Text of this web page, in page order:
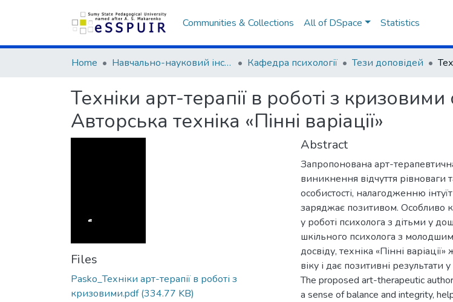
Communities & Collections All of DSpace Statistics
Home Навчально-науковий інститут педагогіки і психології Кафедра психології Тези доповідей
Техніки арт-терапії в роботі з кризовими
Авторська техніка «Пінні варіації»
Files
Pasko_Техніки арт-терапії в роботі з
кризовими.pdf(334.77 KB)
Abstract
Запропонована арт-
виникнення відчуття рівноваги
особистості, налагодженню
заряджає позитивом. Особливо
у роботі психолога з дітьми у
шкільного психолога з
досвіду, техніка «Пінні
віку і дає позитивні результати
The proposed art-therapeutic
a sense of balance and integrity,